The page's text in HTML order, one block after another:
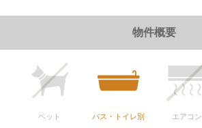
物件概要
ペット バス・トイレ別 エアコン